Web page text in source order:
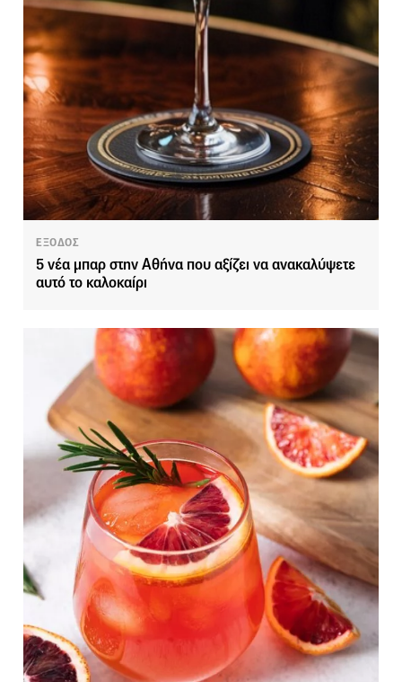
ΕΞΟΔΟΣ
5 νέα μπαρ στην Αθήνα που αξίζει να ανακαλύψετε
αυτό το καλοκαίρι